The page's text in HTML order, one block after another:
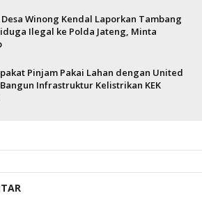
Winong Kendal Laporkan Tambang
Ilegal ke Polda Jateng, Minta
Pinjam Pakai Lahan dengan United
Infrastruktur Kelistrikan KEK